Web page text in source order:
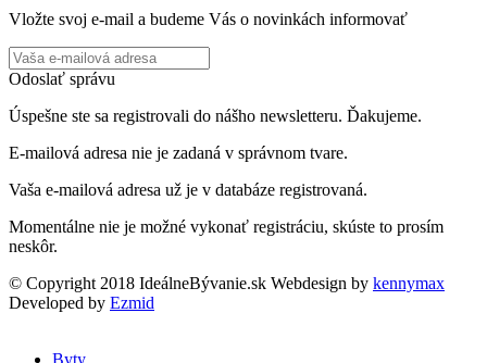
Vložte svoj e-mail a budeme Vás o novinkách informovať
Odoslať správu
Úspešne ste sa registrovali do nášho newsletteru. Ďakujeme.
E-mailová adresa nie je zadaná v správnom tvare.
Vaša e-mailová adresa už je v databáze registrovaná.
Momentálne nie je možné vykonať registráciu, skúste to prosím
neskôr.
© Copyright 2018 IdeálneBývanie.sk Webdesign by kennymax
Developed by Ezmid
Byty